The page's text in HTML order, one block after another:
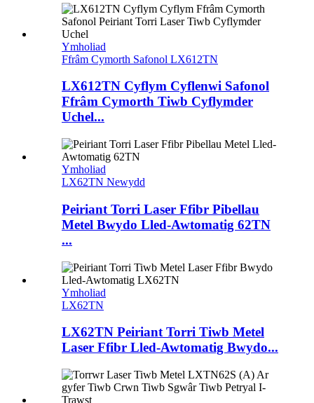
Ymholiad
Ffrâm Cymorth Safonol LX612TN
LX612TN Cyflym Cyflenwi Safonol
Ffrâm Cymorth Tiwb Cyflymder
Uchel...
Ymholiad
LX62TN Newydd
Peiriant Torri Laser Ffibr Pibellau
Metel Bwydo Lled-Awtomatig 62TN
...
Ymholiad
LX62TN
LX62TN Peiriant Torri Tiwb Metel
Laser Ffibr Lled-Awtomatig Bwydo...